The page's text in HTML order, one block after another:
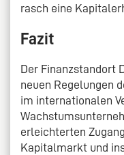
rasch eine
Fazit
Der Finanzstandort
neuen Regelungen
im internationalen
erleichterten
Kapitalmarkt und